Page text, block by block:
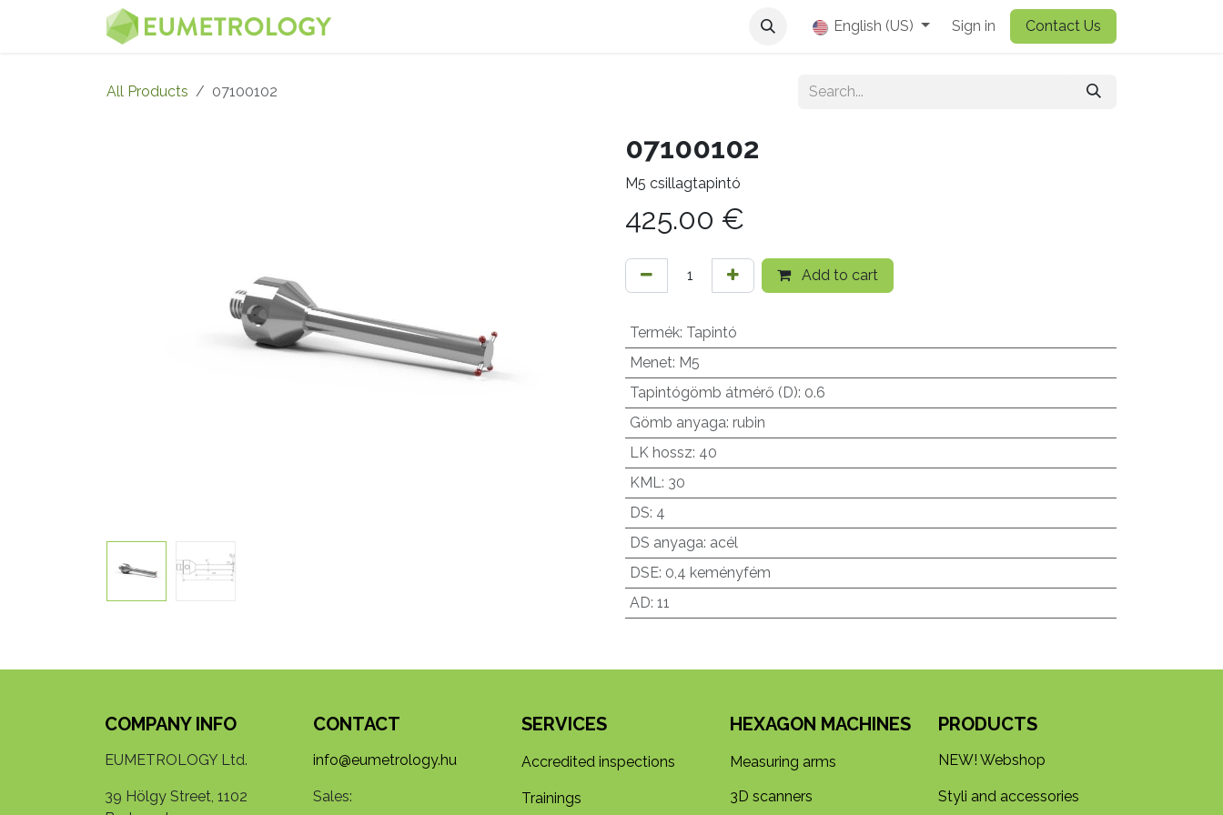
English (US) Sign in Contact Us
All Products 07100102
07100102
M5 csillagtapintó
425.00 €
Add to cart
Termék: Tapintó
Menet: M5
Tapintógömb átmérő (D): 0.6
Gömb anyaga: rubin
LK hossz: 40
KML: 30
DS: 4
DS anyaga: acél
DSE: 0,4 keményfém
AD: 11
COMPANY INFO
EUMETROLOGY Ltd.
39 Hölgy Street, 1102
CONTACT
info@eumetrology.hu
Sales:
SERVICES
Accredited inspections
Trainings
HEXAGON MACHINES
Measuring arms
3D s​​canners
PRODUCTS
NEW! Webshop
Styli and accessories